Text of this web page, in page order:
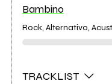
Bambino
Rock, Alternativo,
TRACKLIST